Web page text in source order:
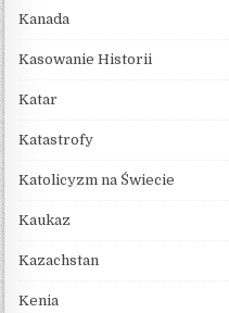
Kanada
Kasowanie Historii
Katar
Katastrofy
Katolicyzm na Świecie
Kaukaz
Kazachstan
Kenia